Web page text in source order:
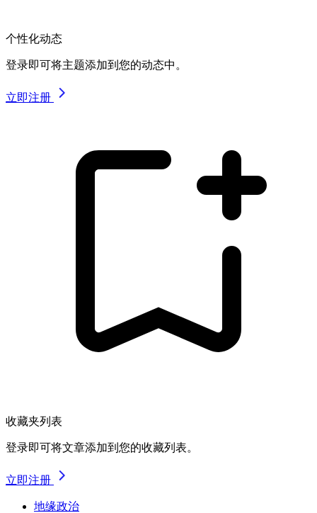
个性化动态
登录即可将主题添加到您的动态中。
立即注册
收藏夹列表
登录即可将文章添加到您的收藏列表。
立即注册
地缘政治